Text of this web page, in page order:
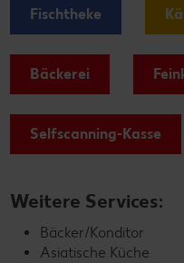
Fischtheke
Bäckerei
Selfscanning-Kasse
Weitere Services:
Bäcker/Konditor
Asiatische Küche